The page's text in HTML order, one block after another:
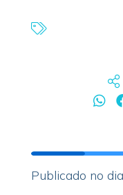
Publicado no